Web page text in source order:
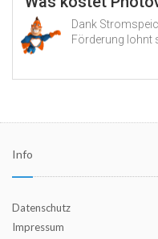
Info
Datenschutz
Impressum